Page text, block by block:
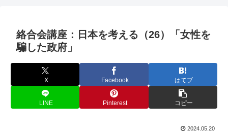
絡合会講座：日本を考える（26）「女性を
騙した政府」
X Facebook はてブ
LINE Pinterest コピー
2024.05.20